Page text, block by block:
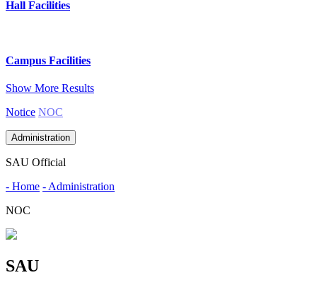
Hall Facilities
Campus Facilities
Show More Results
Notice NOC
Administration
SAU Official
- Home - Administration
NOC
SAU